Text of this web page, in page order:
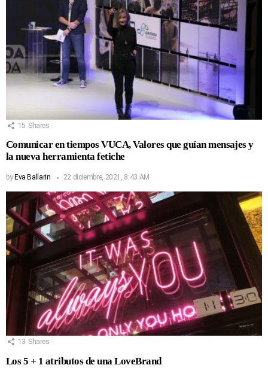
15 Shares
Comunicar en tiempos VUCA, Valores que guían mensajes y
la nueva herramienta fetiche
by Eva Ballarin 22 diciembre, 2021, 8:43 AM
13 Shares
Los 5 + 1 atributos de una LoveBrand